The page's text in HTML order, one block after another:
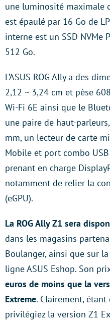
une luminosité maximale
est épaulé par 16 Go de
interne est un SSD NVMe
512 Go.
L’ASUS ROG Ally a des
2,12 ~ 3,24 cm et pèse
Wi-Fi 6E ainsi que le
une paire de haut-
mm, un lecteur de carte
Mobile et port combo USB
prenant en charge
notamment de relier la
(eGPU).
La ROG Ally Z1 sera
dans les magasins
Boulanger, ainsi que sur
ligne ASUS Eshop. Son
euros de moins que la
Extreme. Clairement, étant
privilégiez la version Z1